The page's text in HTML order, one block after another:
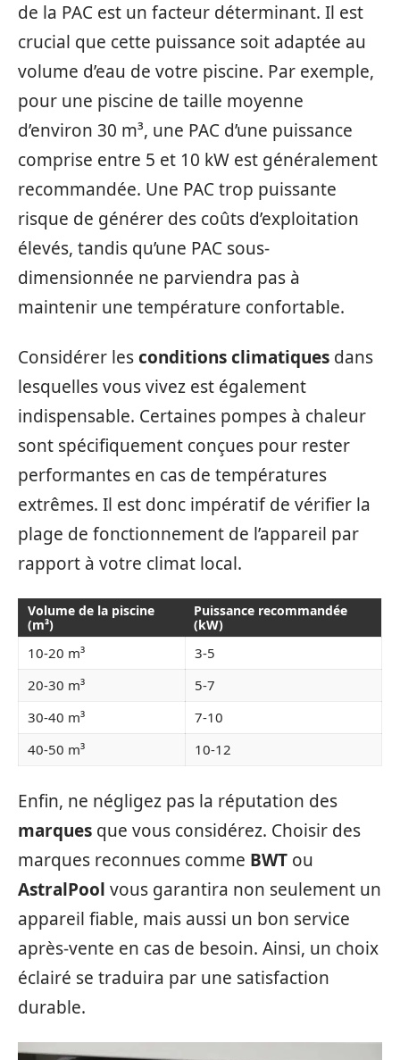
de la PAC est un facteur déterminant. Il est
crucial que cette puissance soit adaptée au
volume d’eau de votre piscine. Par exemple,
pour une piscine de taille moyenne
d’environ 30 m³, une PAC d’une puissance
comprise entre 5 et 10 kW est généralement
recommandée. Une PAC trop puissante
risque de générer des coûts d’exploitation
élevés, tandis qu’une PAC sous-
dimensionnée ne parviendra pas à
maintenir une température confortable.
Considérer lesconditions climatiques dans
lesquelles vous vivez est également
indispensable. Certaines pompes à chaleur
sont spécifiquement conçues pour rester
performantes en cas de températures
extrêmes. Il est donc impératif de vérifier la
plage de fonctionnement de l’appareil par
rapport à votre climat local.
Volume de la piscine
(m³)
Puissance recommandée
(kW)
10-20 m³
3-5
20-30 m³
5-7
30-40 m³
7-10
40-50 m³
10-12
Enfin, ne négligez pas la réputation des
marques que vous considérez. Choisir des
marques reconnues comme BWT ou
AstralPool vous garantira non seulement un
appareil fiable, mais aussi un bon service
après-vente en cas de besoin. Ainsi, un choix
éclairé se traduira par une satisfaction
durable.